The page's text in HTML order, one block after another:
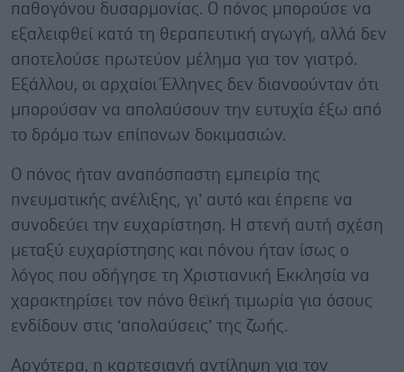
παθογόνου δυσαρμονίας. Ο πόνος μπορούσε να
εξαλειφθεί κατά τη θεραπευτική αγωγή, αλλά δεν
αποτελούσε πρωτεύον μέλημα για τον γιατρό.
Εξάλλου, οι αρχαίοι Έλληνες δεν διανοούνταν ότι
μπορούσαν να απολαύσουν την ευτυχία έξω από
το δρόμο των επίπονων δοκιμασιών.
Ο πόνος ήταν αναπόσπαστη εμπειρία της
πνευματικής ανέλιξης, γι’ αυτό και έπρεπε να
συνοδεύει την ευχαρίστηση. Η στενή αυτή σχέση
μεταξύ ευχαρίστησης και πόνου ήταν ίσως ο
λόγος που οδήγησε τη Χριστιανική Εκκλησία να
χαρακτηρίσει τον πόνο θεϊκή τιμωρία για όσους
ενδίδουν στις ‘απολαύσεις’ της ζωής.
Αργότερα, η καρτεσιανή αντίληψη για τον